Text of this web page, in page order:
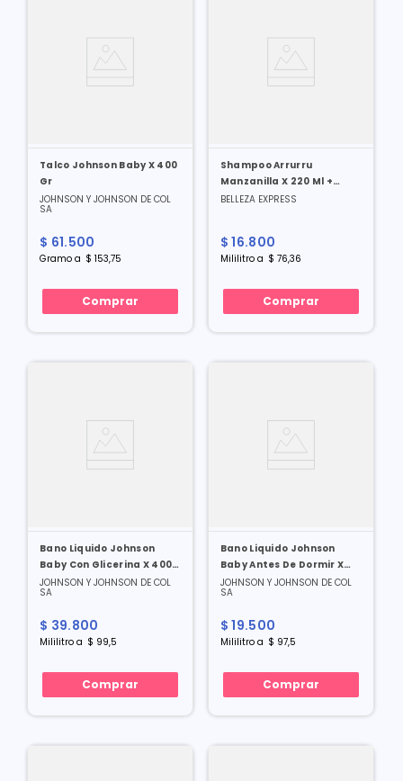
Talco Johnson Baby X 400
Gr
JOHNSON Y JOHNSON DE COL
SA
$ 61.500
Gramo a $ 153,75
Comprar
Shampoo Arrurru
Manzanilla X 220 Ml +
Jabon Relajante
BELLEZA EXPRESS
$ 16.800
Mililitroa $ 76,36
Comprar
Bano Liquido Johnson
Baby Con Glicerina X 400
Ml
JOHNSON Y JOHNSON DE COL
SA
$ 39.800
Mililitro a $ 99,5
Comprar
Bano Liquido Johnson
Baby Antes De Dormir X
200 Ml
JOHNSON Y JOHNSON DE COL
SA
$ 19.500
Mililitroa $ 97,5
Comprar